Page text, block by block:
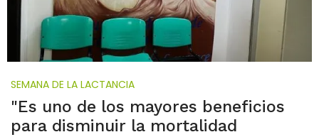
SEMANA DE LA LACTANCIA
"Es uno de los mayores beneficios
para disminuir la mortalidad